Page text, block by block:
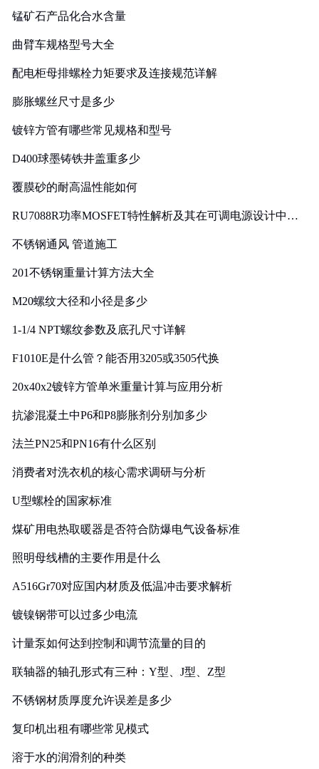
锰矿石产品化合水含量
曲臂车规格型号大全
配电柜母排螺栓力矩要求及连接规范详解
膨胀螺丝尺寸是多少
镀锌方管有哪些常见规格和型号
D400球墨铸铁井盖重多少
覆膜砂的耐高温性能如何
RU7088R功率MOSFET特性解析及其在可调电源设计中的
不锈钢通风 管道施工
201不锈钢重量计算方法大全
M20螺纹大径和小径是多少
1-1/4 NPT螺纹参数及底孔尺寸详解
F1010E是什么管？能否用3205或3505代换
20x40x2镀锌方管单米重量计算与应用分析
抗渗混凝土中P6和P8膨胀剂分别加多少
法兰PN25和PN16有什么区别
消费者对洗衣机的核心需求调研与分析
U型螺栓的国家标准
煤矿用电热取暖器是否符合防爆电气设备标准
照明母线槽的主要作用是什么
A516Gr70对应国内材质及低温冲击要求解析
镀镍钢带可以过多少电流
计量泵如何达到控制和调节流量的目的
联轴器的轴孔形式有三种：Y型、J型、Z型
不锈钢材质厚度允许误差是多少
复印机出租有哪些常见模式
溶于水的润滑剂的种类